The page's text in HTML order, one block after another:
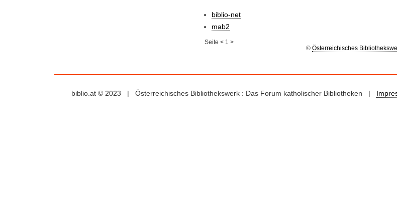
biblio-net
mab2
Seite< 1 >
© Österreichisches
biblio.at © 2023 | Österreichisches Bibliothekswerk : Das Forum katholischer Bibliotheken |